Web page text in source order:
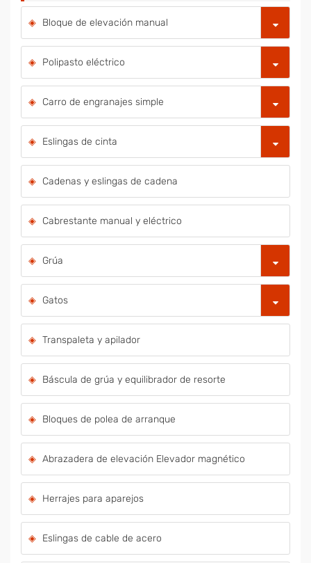
Bloque de elevación manual
Polipasto eléctrico
Carro de engranajes simple
Eslingas de cinta
Cadenas y eslingas de cadena
Cabrestante manual y eléctrico
Grúa
Gatos
Transpaleta y apilador
Báscula de grúa y equilibrador de resorte
Bloques de polea de arranque
Abrazadera de elevación Elevador magnético
Herrajes para aparejos
Eslingas de cable de acero